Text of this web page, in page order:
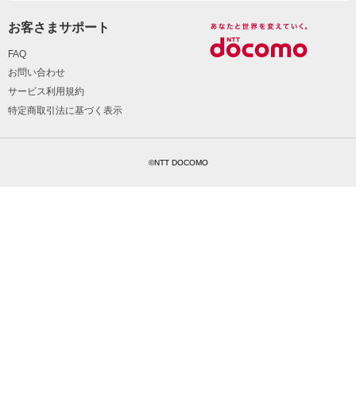
お客さまサポート
FAQ
お問い合わせ
サービス利用規約
特定商取引法に基づく表示
©NTT DOCOMO